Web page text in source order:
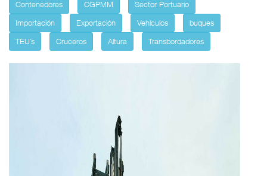
Contenedores
CGPMM
Sector Portuario
Importación
Exportación Vehículos
buques
TEU´s
Cruceros Altura Transbordadores